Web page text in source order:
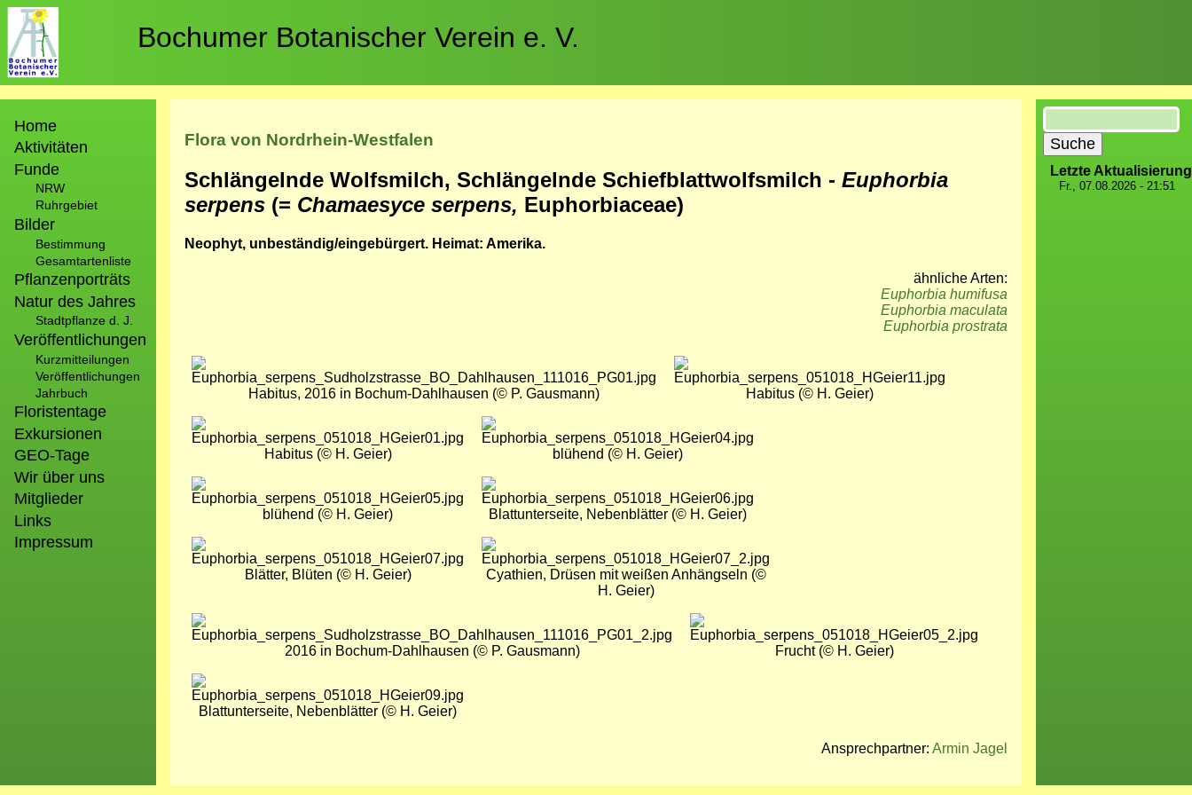
Direkt
zum
Inhalt
Bochumer Botanischer Verein e. V.
Home
Aktivitäten
Funde
NRW
Ruhrgebiet
Bilder
Bestimmung
Gesamtartenliste
Pflanzenporträts
Natur des Jahres
Stadtpflanze d. J.
Veröffentlichungen
Kurzmitteilungen
Veröffentlichungen
Jahrbuch
Floristentage
Exkursionen
GEO-Tage
Wir über uns
Mitglieder
Links
Impressum
Flora von Nordrhein-Westfalen
Schlängelnde Wolfsmilch, Schlängelnde Schiefblattwolfsmilch - Euphorbia
serpens (= Chamaesyce serpens, Euphorbiaceae)
Neophyt, unbeständig/eingebürgert. Heimat: Amerika.
ähnliche Arten:
Euphorbia humifusa
Euphorbia maculata
Euphorbia prostrata
Bild
Habitus, 2016 in Bochum-Dahlhausen (© P. Gausmann)
Bild
Habitus (© H. Geier)
Bild
Habitus (© H. Geier)
Bild
blühend (© H. Geier)
Bild
blühend (© H. Geier)
Bild
Blattunterseite, Nebenblätter (© H. Geier)
Bild
Blätter, Blüten (© H. Geier)
Bild
Cyathien, Drüsen mit weißen Anhängseln (©
H. Geier)
Bild
2016 in Bochum-Dahlhausen (© P. Gausmann)
Bild
Frucht (© H. Geier)
Bild
Blattunterseite, Nebenblätter (© H. Geier)
Ansprechpartner: Armin Jagel
Suche
Letzte Aktualisierung
Fr., 07.08.2026 - 21:51